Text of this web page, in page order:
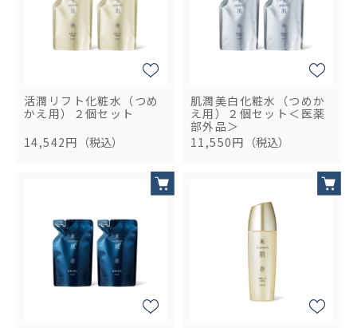
活潤リフト化粧水（つめ
かえ用）２個セット
14,542円 （税込）
肌潤美白化粧水（つめか
え用）２個セット＜医薬
部外品＞
11,550円 （税込）